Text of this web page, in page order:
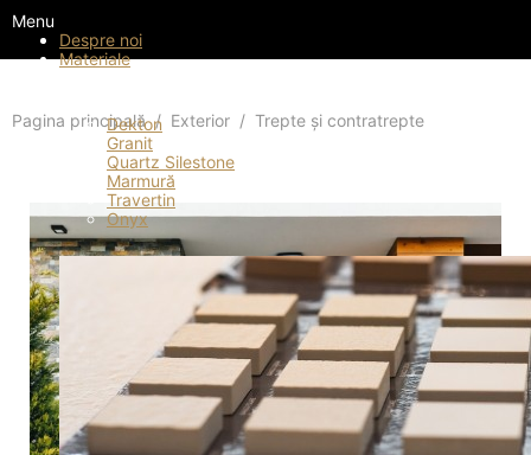
Menu
Despre noi
Materiale
Dekton
Granit
Quartz Silestone
Marmură
Travertin
Onyx
Pagina principală Exterior Trepte și contratrepte